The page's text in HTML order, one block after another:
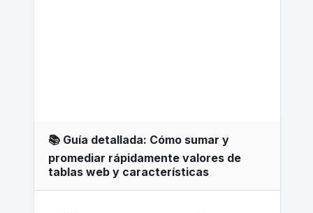
📚 Guía detallada: Cómo sumar y
promediar rápidamente valores de
tablas web y características